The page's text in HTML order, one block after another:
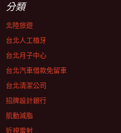
分類
北陸旅遊
台北人工植牙
台北月子中心
台北汽車借款免留車
台北清潔公司
招牌設計銀行
肌動減脂
近視雷射